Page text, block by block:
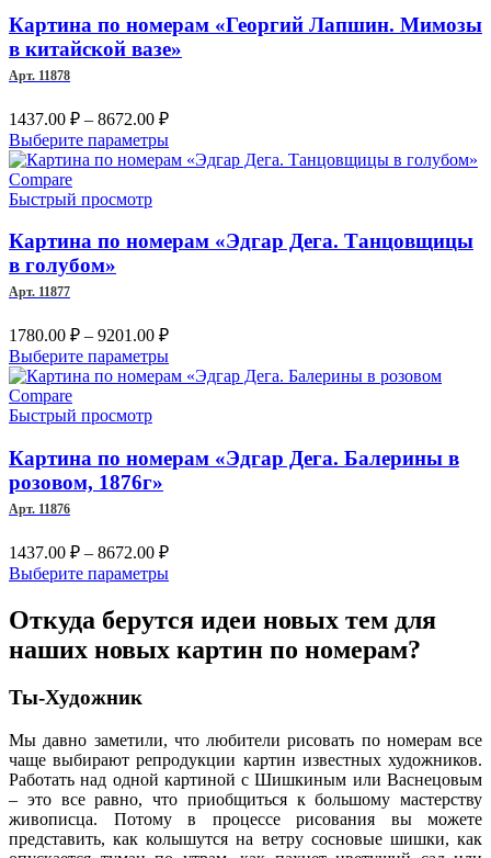
можно
выбрать
на
Картина по номерам «Георгий Лапшин. Мимозы
в китайской вазе»
Арт. 11878
1437.00 ₽ – 8672.00 ₽Диапазон
цен:
1437.00 ₽
Выберите параметрыЭтот
товар
Опции
можно
товара.
Compare
Быстрый просмотр
Картина по номерам «Эдгар Дега. Танцовщицы
в голубом»
Арт. 11877
1780.00 ₽ – 9201.00 ₽Диапазон
цен:
1780.00 ₽
Выберите параметрыЭтот
товар
Опции
можно
товара.
Compare
Быстрый просмотр
Картина по номерам «Эдгар Дега. Балерины в
розовом, 1876г»
Арт. 11876
1437.00 ₽ – 8672.00 ₽Диапазон
цен:
8672.00 ₽
Выберите параметрыЭтот
несколько
вариаций.
странице
товара.
Откуда берутся идеи новых тем для
наших новых картин по номерам?
Ты-Художник
Мы давно заметили, что любители рисовать по номерам все
чаще выбирают репродукции картин известных художников.
Работать над одной картиной с Шишкиным или Васнецовым
– это все равно, что приобщиться к большому мастерству
живописца. Потому в процессе рисования вы можете
представить, как колышутся на ветру сосновые шишки, как